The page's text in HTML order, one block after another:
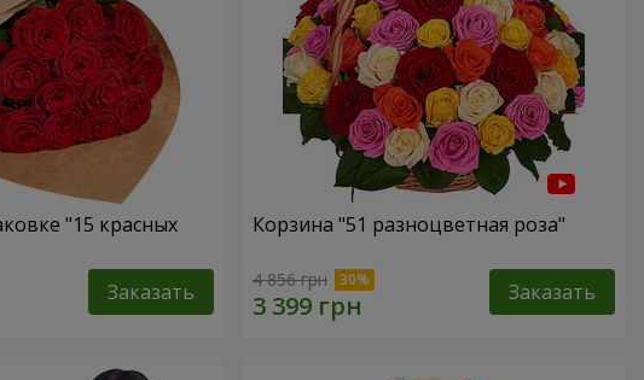
"15 красных
Заказать
Корзина "51 разноцветная роза"
4 856 грн Заказать